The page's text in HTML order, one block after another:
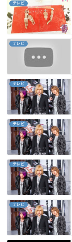
テレビ
テレビ
テレビ
テレビ
テレビ
テレビ